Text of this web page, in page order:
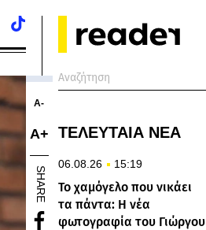
Α-
Α+
SHARE
ΤΕΛΕΥΤΑΙΑ ΝΕΑ
06.08.26 15:19
Το χαμόγελο που νικάει
τα πάντα: Η νέα
φωτογραφία του Γιώργου